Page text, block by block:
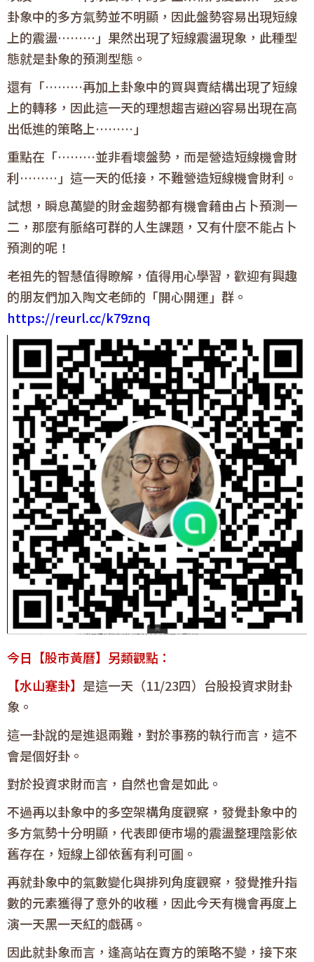
卦象中的多方氣勢並不明顯，因此盤勢容易出現短線
上的震盪………」果然出現了短線震盪現象，此種型
態就是卦象的預測型態。
還有「………再加上卦象中的買與賣結構出現了短線
上的轉移，因此這一天的理想趨吉避凶容易出現在高
出低進的策略上………」
重點在「………並非看壞盤勢，而是營造短線機會財
利………」這一天的低接，不難營造短線機會財利。
試想 ，瞬息萬變的財金趨勢都有機會藉由占卜預測一
二，那麼有脈絡可群的人生課題，又有什麼不能占卜
預測的呢！
老祖先的智慧值得瞭解，值得用心學習，歡迎有興趣
的朋友們加入陶文老師的「開心開運 」群。
https://reurl.cc/k79znq
今日【股市黃曆】另類觀點：
【水山蹇卦】 是這一天（11/23四）台股投資求財卦
象。
這一卦說的是進退兩難，對於事務的執行而言，這不
會是個好卦。
對於投資求財而言，自然也會是如此。
不過再以卦象中的多空架構角度觀察，發覺卦象中的
多方氣勢十分明顯，代表即便市場的震盪整理陰影依
舊存在，短線上卻依舊有利可圖。
再就卦象中的氣數變化與排列角度觀察，發覺推升指
數的元素獲得了意外的收穫，因此今天有機會再度上
演一天黑一天紅的戲碼。
因此就卦象而言，逢高站在賣方的策略不變，接下來